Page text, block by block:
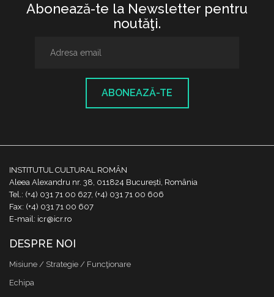
Abonează-te la Newsletter pentru
noutăţi.
ABONEAZĂ-TE
INSTITUTUL CULTURAL ROMÂN
Aleea Alexandru nr. 38, 011824 București, România
Tel.: (+4) 031 71 00 627, (+4) 031 71 00 606
Fax: (+4) 031 71 00 607
E-mail: icr@icr.ro
DESPRE NOI
Misiune / Strategie / Funcţionare
Echipa